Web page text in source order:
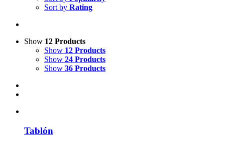
Sort by Rating
Show 12 Products
Show 12 Products
Show 24 Products
Show 36 Products
Tablón